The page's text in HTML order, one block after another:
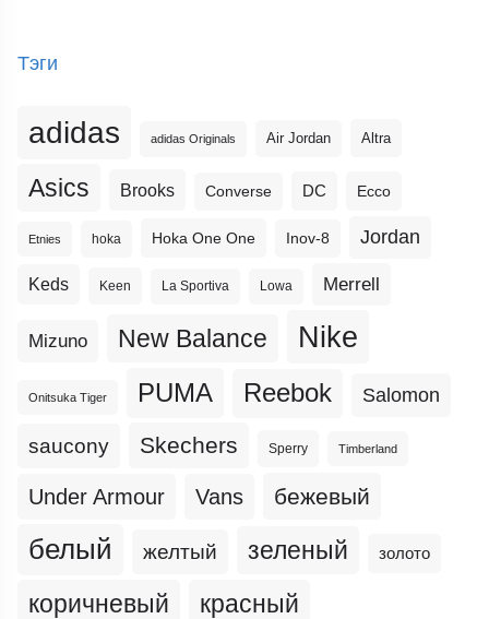
Тэги
adidas adidas Originals Air Jordan Altra
Asics Brooks Converse DC Ecco
Etnies hoka Hoka One One Inov-8 Jordan
Keds Keen La Sportiva Lowa Merrell
Mizuno New Balance Nike
Onitsuka Tiger PUMA Reebok Salomon
saucony Skechers Sperry Timberland
Under Armour Vans бежевый
белый желтый зеленый золото
коричневый красный